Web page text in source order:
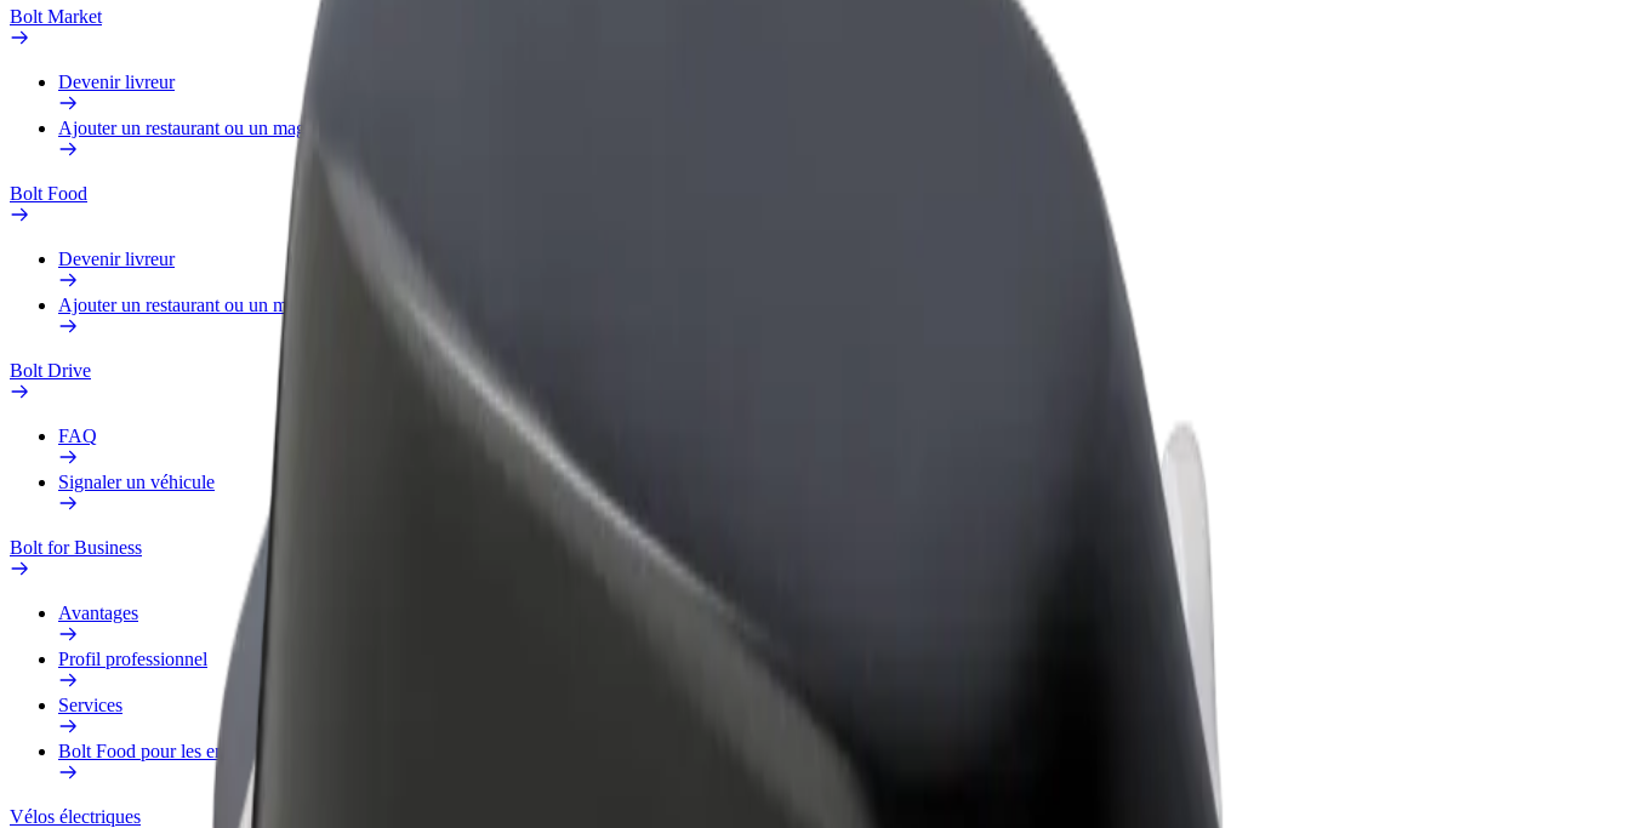
Bolt Market
Devenir livreur
Ajouter un restaurant ou un magasin
Bolt Food
Devenir livreur
Ajouter un restaurant ou un magasin
Bolt Drive
FAQ
Signaler un véhicule
Bolt for Business
Avantages
Profil professionnel
Services
Bolt Food pour les entreprises
Vélos électriques